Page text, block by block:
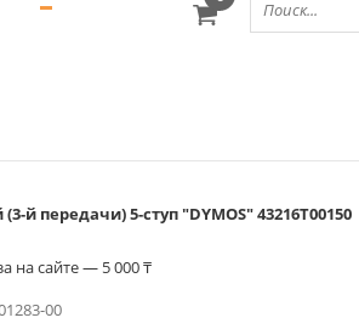
й передачи) 5-ступ "DYMOS" 43216Т00150
на сайте — 5 000 ₸
00